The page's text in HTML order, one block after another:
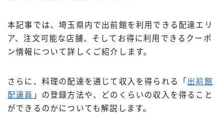
飲食店として出店する
Uber Eats加盟店ガイド
Uber Eats出店方法
サービスから探す
本記事では、埼玉県内で出前館を利用できる配達エリ
ア、注文可能な店舗、そしてお得に利用できるクーポ
ン情報について詳しくご紹介します。
さらに、料理の配達を通じて収入を得られる「 出前館
配達員 」の登録方法や、どのくらいの収入を得ること
ができるのかについても解説します。